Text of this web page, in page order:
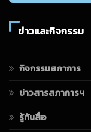
ข่าวและกิจกรรม
กิจกรรมสภาการ
ข่าวสารสภาการฯ
รู้ทันสื่อ